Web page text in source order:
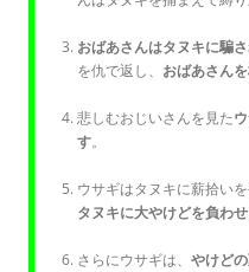
おばあさんはタヌキに騙
を仇で返し、 おばあさん
悲しむおじいさんを見た
す。
ウサギはタヌキに薪拾いを
タヌキに大やけどを負わ
さらにウサギは、 やけど